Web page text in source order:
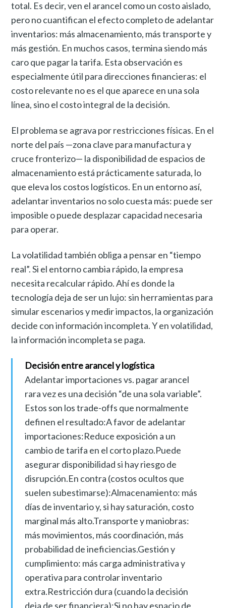
total. Es decir, ven el arancel como un costo aislado,
pero no cuantifican el efecto completo de adelantar
inventarios: más almacenamiento, más transporte y
más gestión. En muchos casos, termina siendo más
caro que pagar la tarifa. Esta observación es
especialmente útil para direcciones financieras: el
costo relevante no es el que aparece en una sola
línea, sino el costo integral de la decisión.
El problema se agrava por restricciones físicas. En el
norte del país —zona clave para manufactura y
cruce fronterizo— la disponibilidad de espacios de
almacenamiento está prácticamente saturada, lo
que eleva los costos logísticos. En un entorno así,
adelantar inventarios no solo cuesta más: puede ser
imposible o puede desplazar capacidad necesaria
para operar.
La volatilidad también obliga a pensar en “tiempo
real”. Si el entorno cambia rápido, la empresa
necesita recalcular rápido. Ahí es donde la
tecnología deja de ser un lujo: sin herramientas para
simular escenarios y medir impactos, la organización
decide con información incompleta. Y en volatilidad,
la información incompleta se paga.
Decisión entre arancel y logística
Adelantar importaciones vs. pagar arancel
rara vez es una decisión “de una sola variable”.
Estos son los trade-offs que normalmente
definen el resultado:A favor de adelantar
importaciones:Reduce exposición a un
cambio de tarifa en el corto plazo.Puede
asegurar disponibilidad si hay riesgo de
disrupción.En contra (costos ocultos que
suelen subestimarse):Almacenamiento: más
días de inventario y, si hay saturación, costo
marginal más alto.Transporte y maniobras:
más movimientos, más coordinación, más
probabilidad de ineficiencias.Gestión y
cumplimiento: más carga administrativa y
operativa para controlar inventario
extra.Restricción dura (cuando la decisión
deja de ser financiera):Si no hay espacio de